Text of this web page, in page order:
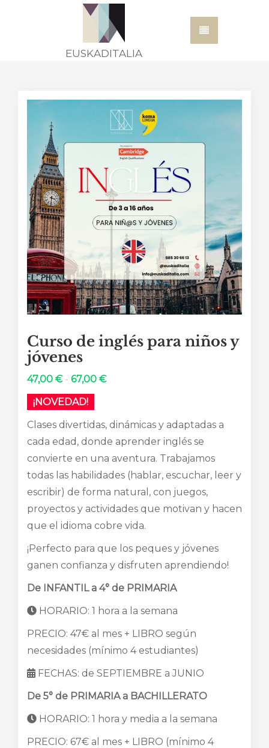
EUSKADITALIA
Curso de inglés para niños y
jóvenes
47,00 € - 67,00 €Rango
desde
47,00 €
hasta
67,00 €
¡NOVEDAD!
Clases divertidas, dinámicas y adaptadas a
cada edad, donde aprender inglés se
convierte en una aventura. Trabajamos
todas las habilidades (hablar, escuchar, leer y
escribir) de forma natural, con juegos,
proyectos y actividades que motivan y hacen
que el idioma cobre vida.
¡Perfecto para que los peques y jóvenes
ganen confianza y disfruten aprendiendo!
De INFANTIL a 4° de PRIMARIA
HORARIO: 1 hora a la semana
PRECIO: 47€ al mes + LIBRO según
necesidades (mínimo 4 estudiantes)
FECHAS: de SEPTIEMBRE a JUNIO
De 5° de PRIMARIA a BACHILLERATO
HORARIO: 1 hora y media a la semana
PRECIO: 67€ al mes + LIBRO (mínimo 4